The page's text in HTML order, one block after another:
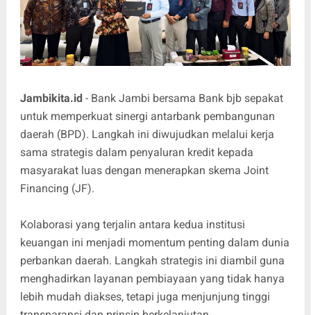
Jambikita.id - Bank Jambi bersama Bank bjb sepakat
untuk memperkuat sinergi antarbank pembangunan
daerah (BPD). Langkah ini diwujudkan melalui kerja
sama strategis dalam penyaluran kredit kepada
masyarakat luas dengan menerapkan skema Joint
Financing (JF).
​Kolaborasi yang terjalin antara kedua institusi
keuangan ini menjadi momentum penting dalam dunia
perbankan daerah. Langkah strategis ini diambil guna
menghadirkan layanan pembiayaan yang tidak hanya
lebih mudah diakses, tetapi juga menjunjung tinggi